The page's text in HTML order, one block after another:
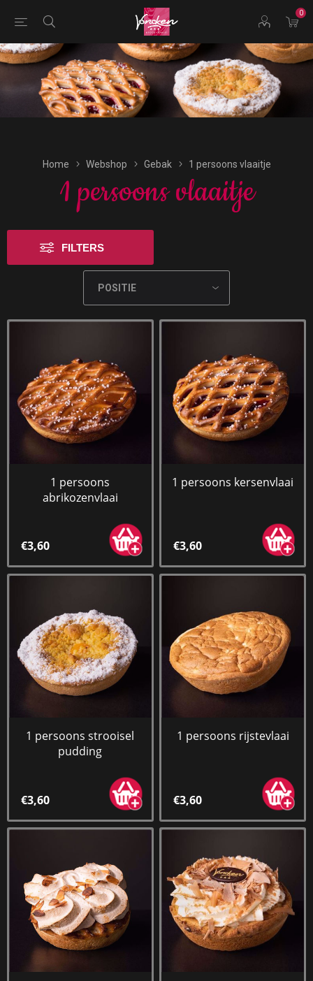
0
Bestellingen voor morgen kunnen vandaag uiterlijk tot
17:00 uur worden geplaatst.
Home Webshop Gebak 1 persoons vlaaitje
1 persoons vlaaitje
FILTERS
1 persoons
abrikozenvlaai
€3,60
1 persoons kersenvlaai
€3,60
1 persoons strooisel
pudding
€3,60
1 persoons rijstevlaai
€3,60